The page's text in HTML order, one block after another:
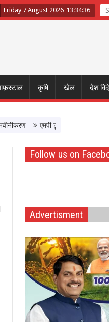
Friday 7 August 2026 13:34:37
कृषि खेल देश
एमपी टूरिज्म बोर्ड और टाटा
Follow us on
Advertisment